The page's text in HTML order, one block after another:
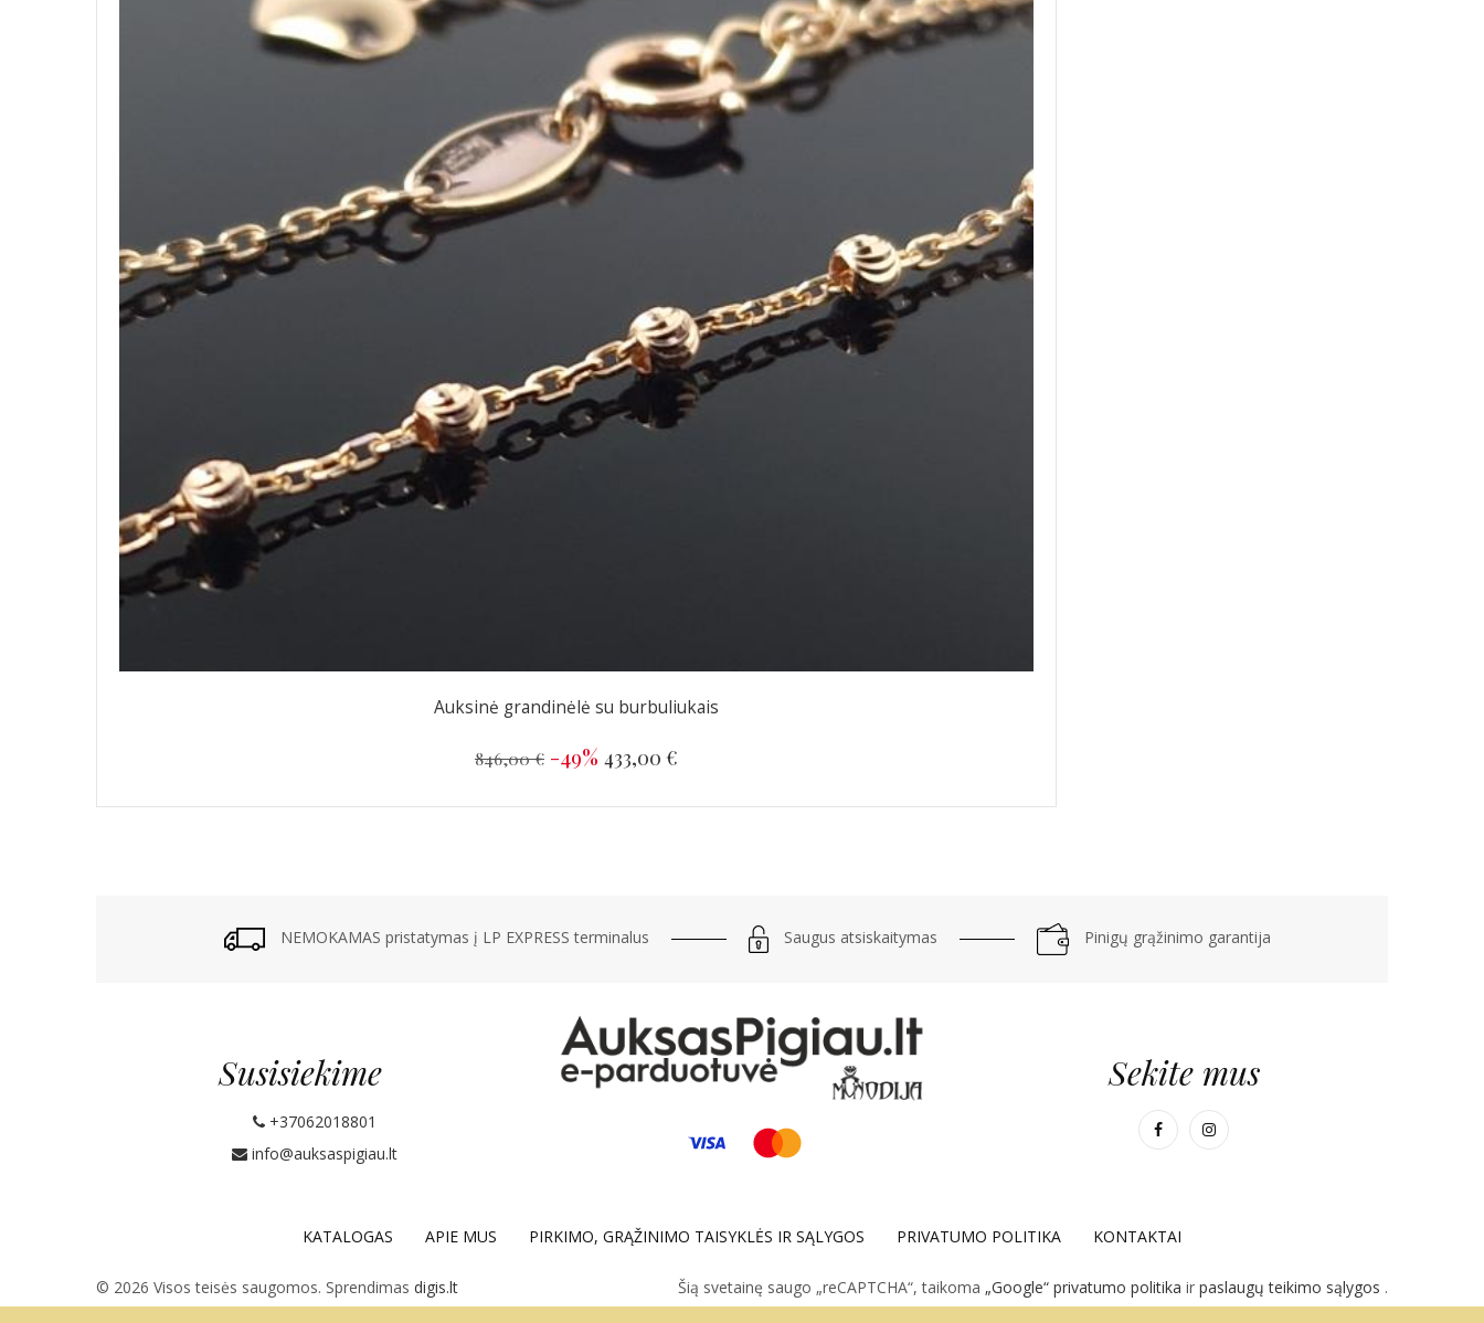
Auksinė grandinėlė su burbuliukais
846,00 € -49% 433,00 €
NEMOKAMAS pristatymas į LP EXPRESS terminalus Saugus atsiskaitymas Pinigų grąžinimo garantija
Susisiekime
+37062018801
info@auksaspigiau.lt
Sekite mus
KATALOGAS APIE MUS PIRKIMO, GRĄŽINIMO TAISYKLĖS IR SĄLYGOS PRIVATUMO POLITIKA KONTAKTAI
© 2026 Visos teisės saugomos. Sprendimas digis.lt Šią svetainę saugo „reCAPTCHA“, taikoma „Google“ privatumo politika ir paslaugų teikimo sąlygos .